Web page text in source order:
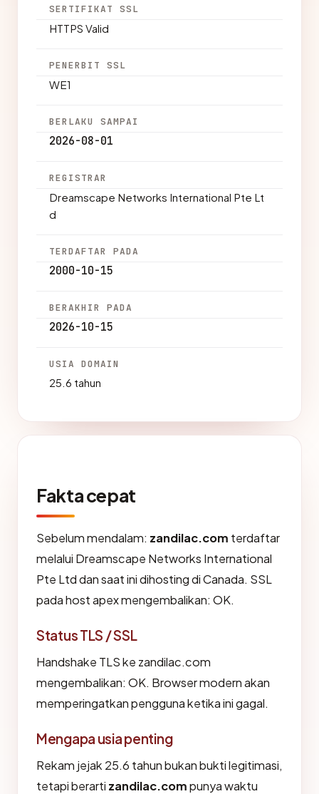
SERTIFIKAT SSL
HTTPS Valid
PENERBIT SSL
WE1
BERLAKU SAMPAI
2026-08-01
REGISTRAR
Dreamscape Networks International Pte Lt
d
TERDAFTAR PADA
2000-10-15
BERAKHIR PADA
2026-10-15
USIA DOMAIN
25.6 tahun
Fakta cepat
Sebelum mendalam: zandilac.com terdaftar
melalui Dreamscape Networks International
Pte Ltd dan saat ini dihosting di Canada. SSL
pada host apex mengembalikan: OK.
Status TLS / SSL
Handshake TLS ke zandilac.com
mengembalikan: OK. Browser modern akan
memperingatkan pengguna ketika ini gagal.
Mengapa usia penting
Rekam jejak 25.6 tahun bukan bukti legitimasi,
tetapi berarti zandilac.compunya waktu